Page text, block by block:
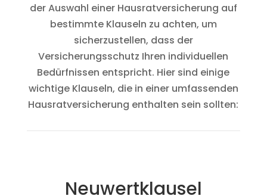
der Auswahl einer Hausratversicherung auf
bestimmte Klauseln zu achten, um
sicherzustellen, dass der
Versicherungsschutz Ihren individuellen
Bedürfnissen entspricht. Hier sind einige
wichtige Klauseln, die in einer umfassenden
Hausratversicherung enthalten sein sollten:
Neuwertklausel